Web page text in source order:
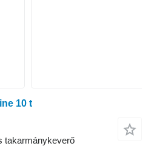
10 t
takarmánykeverő